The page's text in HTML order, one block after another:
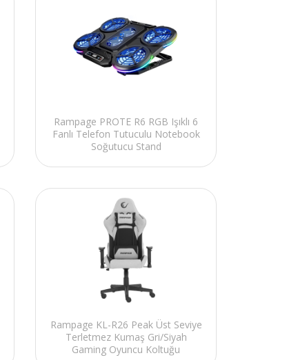
Rampage PROTE R6 RGB Işıklı 6
Fanlı Telefon Tutuculu Notebook
Soğutucu Stand
Rampage KL-R26 Peak Üst Seviye
Terletmez Kumaş Gri/Siyah
Gaming Oyuncu Koltuğu